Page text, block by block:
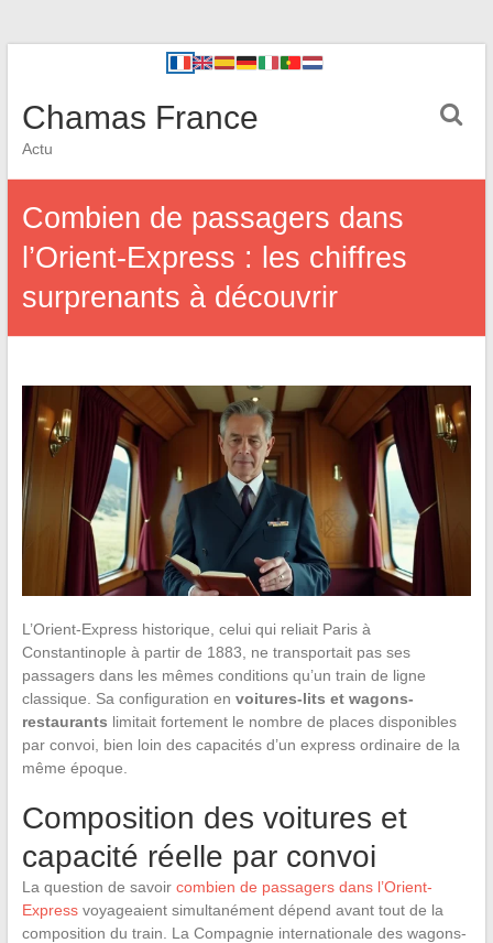
Chamas France
Actu
Combien de passagers dans
l’Orient-Express : les chiffres
surprenants à découvrir
L’Orient-Express historique, celui qui reliait Paris à
Constantinople à partir de 1883, ne transportait pas ses
passagers dans les mêmes conditions qu’un train de ligne
classique. Sa configuration en voitures-lits et wagons-
restaurants limitait fortement le nombre de places disponibles
par convoi, bien loin des capacités d’un express ordinaire de la
même époque.
Composition des voitures et
capacité réelle par convoi
La question de savoir combien de passagers dans l’Orient-
Expressvoyageaient simultanément dépend avant tout de la
composition du train. La Compagnie internationale des wagons-